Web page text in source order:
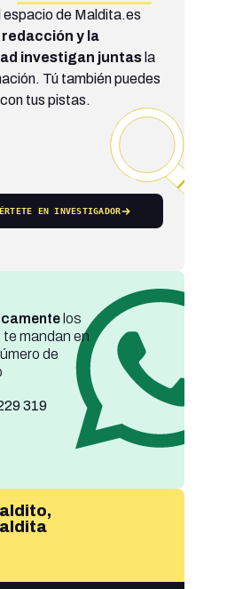
espacio de Maldita.es
redacción y la
investigan juntasla
Tú también puedes
tus pistas.
EN INVESTIGADOR
los
te mandan en
de
319